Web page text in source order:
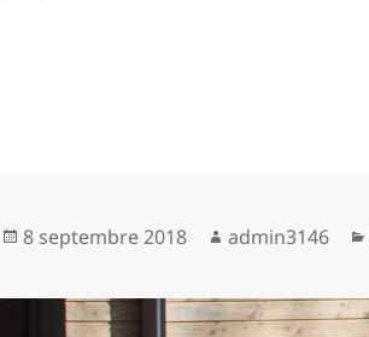
Publié
8 septembre 2018 Auteur
admin3146